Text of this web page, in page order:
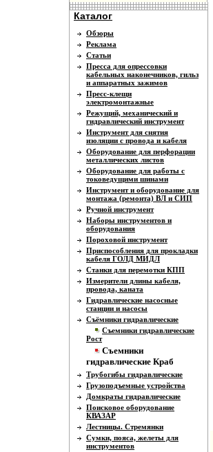
Каталог
Обзоры
Реклама
Статьи
Пресса для опрессовки
кабельных наконечников, гильз
и аппаратных зажимов
Пресс-клещи
электромонтажные
Режущий, механический и
гидравлический инструмент
Инструмент для снятия
изоляции с провода и кабеля
Оборудование для перфорации
металлических листов
Оборудование для работы с
токоведущими шинами
Инструмент и оборудование для
монтажа (ремонта) ВЛ и СИП
Ручной инструмент
Наборы инструментов и
оборудования
Пороховой инструмент
Приспособления для прокладки
кабеля ГОЛД МИДЛ
Станки для перемотки КПП
Измерители длины кабеля,
провода, каната
Гидравлические насосные
станции и насосы
Съёмники гидравлические
Съемники гидравлические
Рост
Съемники
гидравлические Краб
Трубогибы гидравлические
Грузоподъемные устройства
Домкраты гидравлические
Поисковое оборудование
КВАЗАР
Лестницы. Стремянки
Сумки, пояса, желеты для
инструментов